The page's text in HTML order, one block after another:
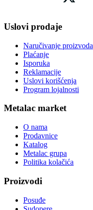
Uslovi prodaje
Naručivanje proizvoda
Plaćanje
Isporuka
Reklamacije
Uslovi korišćenja
Program lojalnosti
Metalac market
O nama
Prodavnice
Katalog
Metalac grupa
Politika kolačića
Proizvodi
Posuđe